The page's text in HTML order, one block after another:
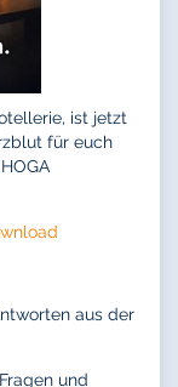
ist jetzt
für euch
aus der
und